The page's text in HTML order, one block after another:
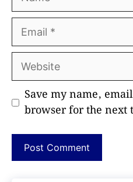
Email
Website
Save my name,
browser for the next